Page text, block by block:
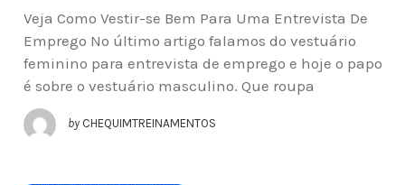
Veja Como Vestir-se Bem Para Uma Entrevista De
Emprego No último artigo falamos do vestuário
feminino para entrevista de emprego e hoje o papo
é sobre o vestuário masculino. Que roupa
by CHEQUIMTREINAMENTOS